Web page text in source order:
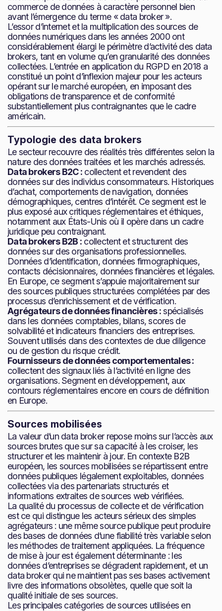
commerce de données à caractère personnel bien
avant l’émergence du terme « data broker ».
L’essor d’internet et la multiplication des sources de
données numériques dans les années 2000 ont
considérablement élargi le périmètre d’activité des data
brokers, tant en volume qu’en granularité des données
collectées. L’entrée en application du RGPD en 2018 a
constitué un point d’inflexion majeur pour les acteurs
opérant sur le marché européen, en imposant des
obligations de transparence et de conformité
substantiellement plus contraignantes que le cadre
américain.
Typologie des data brokers
Le secteur recouvre des réalités très différentes selon la
nature des données traitées et les marchés adressés.
Data brokers B2C : collectent et revendent des
données sur des individus consommateurs. Historiques
d’achat, comportements de navigation, données
démographiques, centres d’intérêt. Ce segment est le
plus exposé aux critiques réglementaires et éthiques,
notamment aux États-Unis où il opère dans un cadre
juridique peu contraignant.
Data brokers B2B : collectent et structurent des
données sur des organisations professionnelles.
Données d’identification, données firmographiques,
contacts décisionnaires, données financières et légales.
En Europe, ce segment s’appuie majoritairement sur
des sources publiques structurées complétées par des
processus d’enrichissement et de vérification.
Agrégateurs de données financières :spécialisés
dans les données comptables, bilans, scores de
solvabilité et indicateurs financiers des entreprises.
Souvent utilisés dans des contextes de due diligence
ou de gestion du risque crédit.
Fournisseurs de données comportementales :
collectent des signaux liés à l’activité en ligne des
organisations. Segment en développement, aux
contours réglementaires encore en cours de définition
en Europe.
Sources mobilisées
La valeur d’un data broker repose moins sur l’accès aux
sources brutes que sur sa capacité à les croiser, les
structurer et les maintenir à jour. En contexte B2B
européen, les sources mobilisées se répartissent entre
données publiques légalement exploitables, données
collectées via des partenariats structurés et
informations extraites de sources web vérifiées.
La qualité du processus de collecte et de vérification
est ce qui distingue les acteurs sérieux des simples
agrégateurs : une même source publique peut produire
des bases de données d’une fiabilité très variable selon
les méthodes de traitement appliquées. La fréquence
de mise à jour est également déterminante : les
données d’entreprises se dégradent rapidement, et un
data broker qui ne maintient pas ses bases activement
livre des informations obsolètes, quelle que soit la
qualité initiale de ses sources.
Les principales catégories de sources utilisées en